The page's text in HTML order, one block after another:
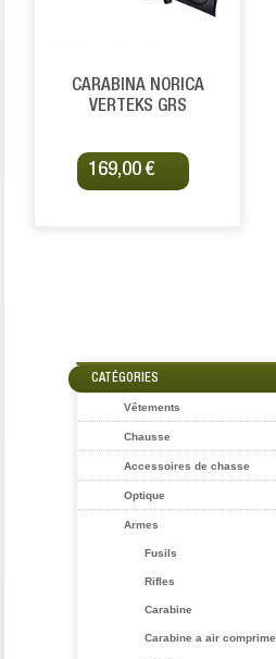
CARABINA NORICA
VERTEKS GRS
169,00 €
CATÉGORIES
Vêtements
Chausse
Accessoires de chasse
Optique
Armes
Fusils
Rifles
Carabine
Carabine a air comprime